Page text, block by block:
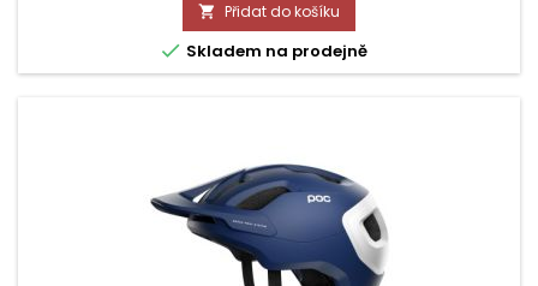
 Přidat do košíku
 Skladem na prodejně